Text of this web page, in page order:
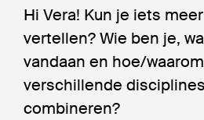
Hi Vera! Kun je iets
vertellen? Wie ben je,
vandaan en hoe/
verschillende
combineren?